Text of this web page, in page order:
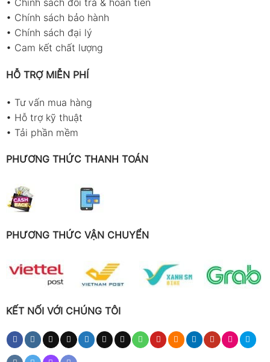
• Chính sách bảo hành
• Chính sách đại lý
• Cam kết chất lượng
HỖ TRỢ MIỄN PHÍ
• Tư vấn mua hàng
• Hỗ trợ kỹ thuật
• Tải phần mềm
PHƯƠNG THỨC THANH TOÁN
PHƯƠNG THỨC VẬN CHUYỂN
KẾT NỐI VỚI CHÚNG TÔI